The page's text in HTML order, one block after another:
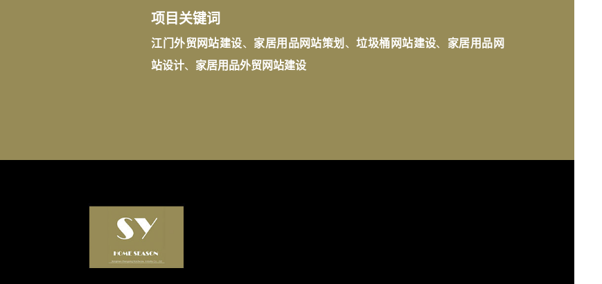
项目关键词
江门外贸网站建设、 家居用品网站策划、垃圾桶网站建设、 家居用品网
站设计、 家居用品外贸网站建设